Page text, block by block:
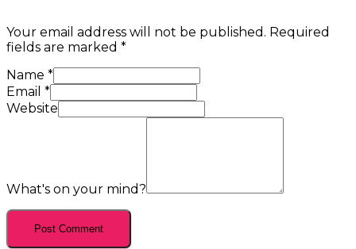
Your email address will not be published. Required
fields are marked *
Name *
Email *
Website
What's on your mind?